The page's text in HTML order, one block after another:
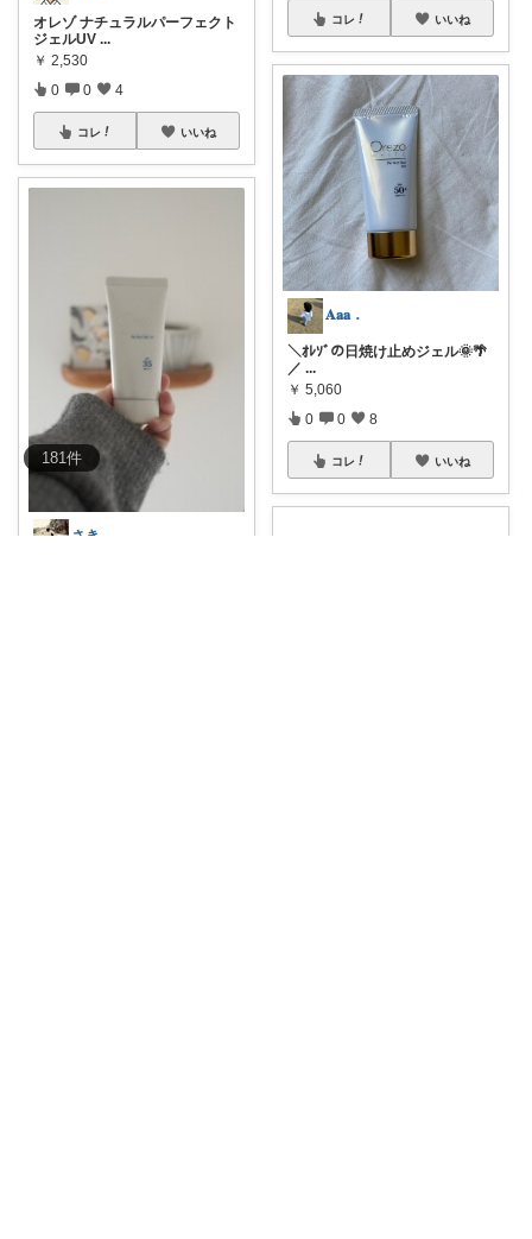
181件
オレゾ ナチュラルパーフェクト
ジェルUV ...
￥ 2,530
0 0 4
コレ いいね
さき
コレ いいね
𝐀𝐚𝐚︎．
＼ｵﾚｿﾞの日焼け止めジェル🌞🌴
／ ...
￥ 5,060
0 0 8
コレ いいね